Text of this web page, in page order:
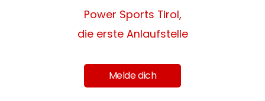
Power Sports Tirol,
die erste Anlaufstelle
Melde dich